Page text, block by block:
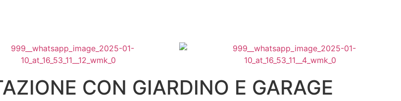
CON GIARDINO E GARAGE